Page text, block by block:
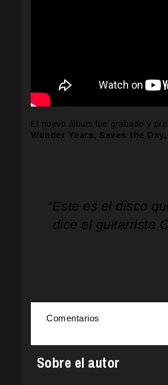
El nuevo álbum fue grabado y
Wonder Years, Saves the
“Este es el disco
dice el guitarrista
Comentarios
Sobre el autor